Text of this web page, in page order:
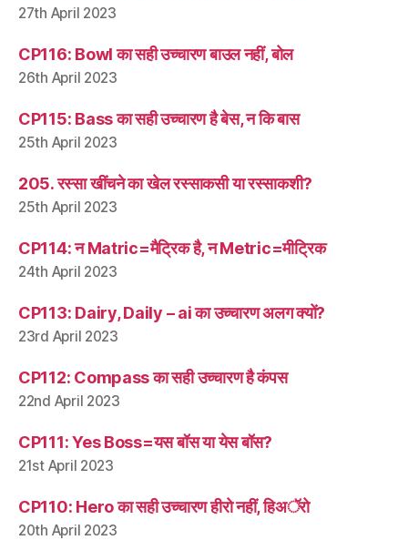
27th April 2023
CP116: Bowl का सही उच्चारण बाउल नहीं, बोल
26th April 2023
CP115: Bass का सही उच्चारण है बेस, न कि बास
25th April 2023
205. रस्सा खींचने का खेल रस्साकसी या रस्साकशी?
25th April 2023
CP114: न Matric=मैट्रिक है, न Metric=मीट्रिक
24th April 2023
CP113: Dairy, Daily – ai का उच्चारण अलग क्यों?
23rd April 2023
CP112: Compass का सही उच्चारण है कंपस
22nd April 2023
CP111: Yes Boss=यस बॉस या येस बॉस?
21st April 2023
CP110: Hero का सही उच्चारण हीरो नहीं, हिअॅरो
20th April 2023